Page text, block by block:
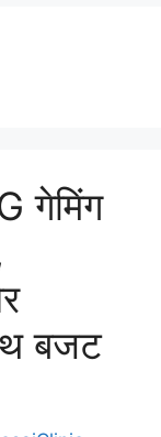
गेमिंग
बजट